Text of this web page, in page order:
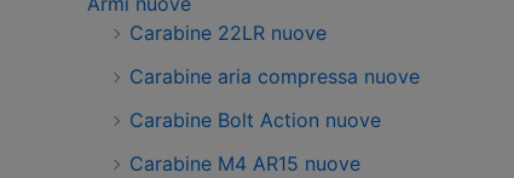
Carabine 22LR nuove
Carabine aria compressa nuove
Carabine Bolt Action nuove
Carabine M4 AR15 nuove